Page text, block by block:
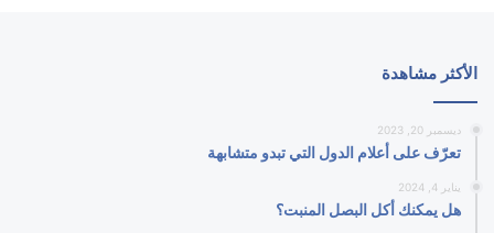
الأكثر مشاهدة
ديسمبر 20, 2023
تعرّف على أعلام الدول التي تبدو متشابهة
يناير 4, 2024
هل يمكنك أكل البصل المنبت؟